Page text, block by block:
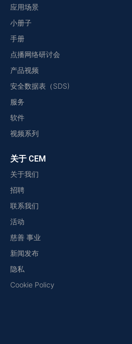
应用场景
小册子
手册
点播网络研讨会
产品视频
安全数据表（SDS)
服务
软件
视频系列
关于 CEM
关于我们
招聘
联系我们
活动
慈善 事业
新闻发布
隐私
Cookie Policy